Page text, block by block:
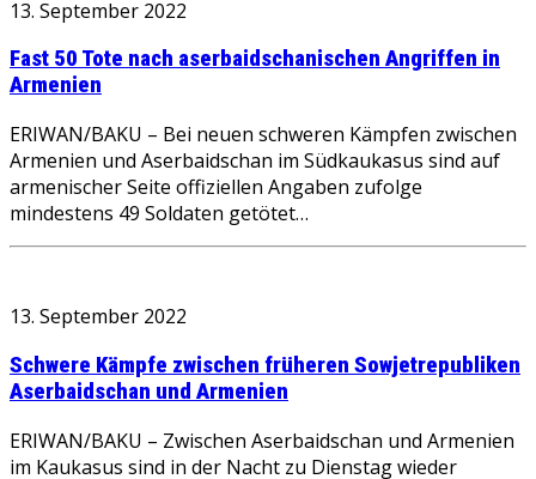
13. September 2022
Fast 50 Tote nach aserbaidschanischen Angriffen in
Armenien
ERIWAN/BAKU – Bei neuen schweren Kämpfen zwischen
Armenien und Aserbaidschan im Südkaukasus sind auf
armenischer Seite offiziellen Angaben zufolge
mindestens 49 Soldaten getötet…
13. September 2022
Schwere Kämpfe zwischen früheren Sowjetrepubliken
Aserbaidschan und Armenien
ERIWAN/BAKU – Zwischen Aserbaidschan und Armenien
im Kaukasus sind in der Nacht zu Dienstag wieder